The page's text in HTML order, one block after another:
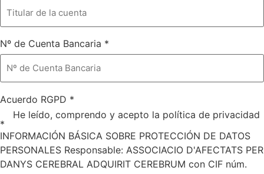
Nº de Cuenta Bancaria *
Acuerdo RGPD *
He leído, comprendo y acepto la política de privacidad
*
INFORMACIÓN BÁSICA SOBRE PROTECCIÓN DE DATOS
PERSONALES Responsable: ASSOCIACIO D'AFECTATS PER
DANYS CEREBRAL ADQUIRIT CEREBRUM con CIF núm.